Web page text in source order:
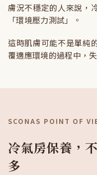
膚況不穩定的人來說，
「環境壓力測試」。
這時肌膚可能不是單純
覆適應環境的過程中，
SCONAS POINT OF
冷氣房保養，
多